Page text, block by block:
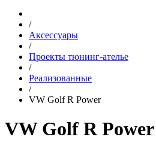
/
Аксессуары
/
Проекты тюнинг-ателье
/
Реализованные
/
VW Golf R Power
VW Golf R Power